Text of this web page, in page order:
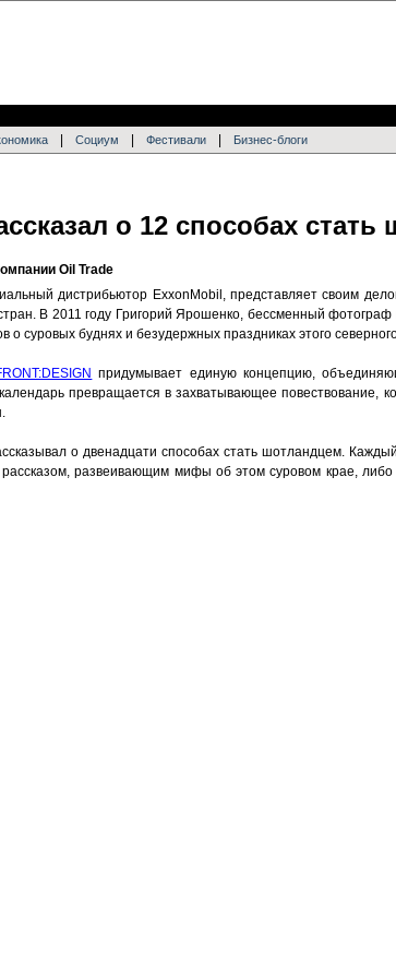
Социум Фестивали Бизнес-блоги
о 12 способах стать
Oil Trade
дистрибьютор ExxonMobil, представляет своим
В 2011 году Григорий Ярошенко, бессменный
о суровых буднях и безудержных праздниках этого
придумывает единую концепцию,
превращается в захватывающее повествование,
о двенадцати способах стать шотландцем.
развеивающим мифы об этом суровом крае,